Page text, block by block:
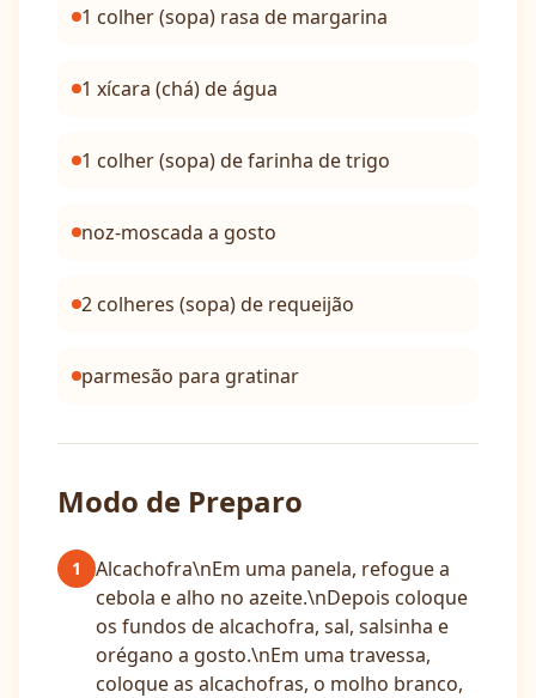
1 colher (sopa) rasa de margarina
1 xícara (chá) de água
1 colher (sopa) de farinha de trigo
noz-moscada a gosto
2 colheres (sopa) de requeijão
parmesão para gratinar
Modo de Preparo
1
Alcachofra\nEm uma panela, refogue a
cebola e alho no azeite.\nDepois coloque
os fundos de alcachofra, sal, salsinha e
orégano a gosto.\nEm uma travessa,
coloque as alcachofras, o molho branco,